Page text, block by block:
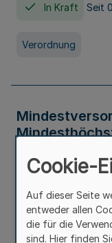
In Kraft Seit
Verordnung
Cookie-
Auf dieser Seite
entweder allen
die für die
sind. Hier finden